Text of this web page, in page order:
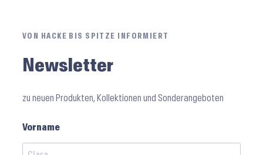
VON HACKE BIS SPITZE INFORMIERT
Newsletter
zu neuen Produkten, Kollektionen und Sonderangeboten
Vorname